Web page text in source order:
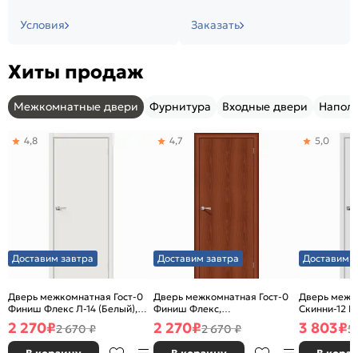
Условия Заказать
Хиты продаж
Межкомнатные двери Фурнитура Входные двери
Доставим завтра
Дверь межкомнатная Гост-0
Финиш Флекс Л-14 (Белый),
глухая, каркасно-щитовая
4,8
2 270₽2 670 ₽
Доставим завтра
Дверь межкомнатная Гост-0
Финиш Флекс,
Ламинированные Л-11
(ИталОрех), глухая, каркасно-
щитовая
4,7
2 270₽2 670 ₽
Доставим
Дверь
Скинни-12
глухая,
5,0
3 803₽5